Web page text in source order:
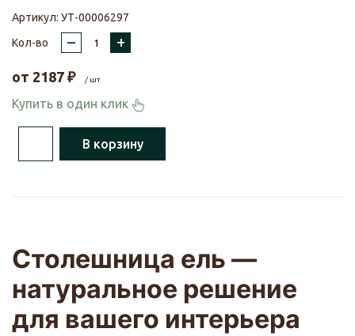
Артикул: УТ-00006297
Кол-во
– +
от 2187 ₽ / шт
Купить в один клик
В корзину
Столешница ель —
натуральное решение
для вашего интерьера